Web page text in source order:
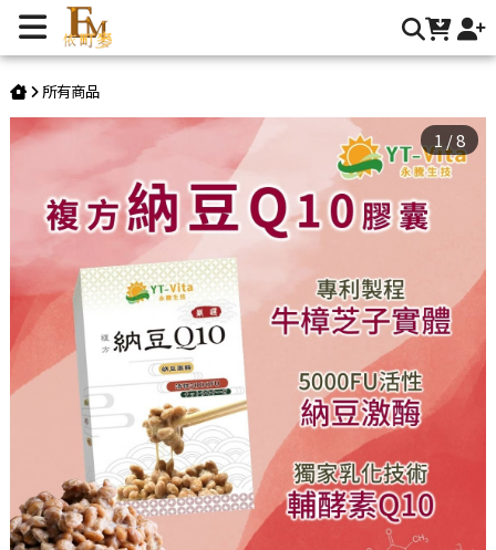
納豆Q10膠囊 | 依町麥 食品嚴選
所有商品
1 /8